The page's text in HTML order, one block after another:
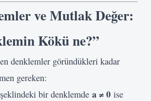
ve Mutlak Değer:
Kökü ne?”
denklemler göründükleri kadar
gereken:
şeklindeki bir denklemde a ≠ 0 ise